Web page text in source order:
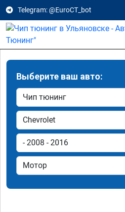
Telegram: @EuroCT_bot
Выберите ваш авто: